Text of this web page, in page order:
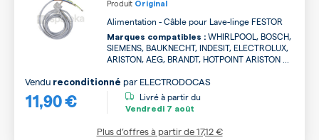
Produit Original
Alimentation - Câble pour Lave-linge FESTOR
Marques compatibles : WHIRLPOOL, BOSCH,
SIEMENS, BAUKNECHT, INDESIT, ELECTROLUX,
ARISTON, AEG, BRANDT, HOTPOINT ARISTON ...
11,90 €
Vendu reconditionné par ELECTRODOCAS
Livré à partir du
Vendredi 7 août
Plus d’offres à partir de17,12 €